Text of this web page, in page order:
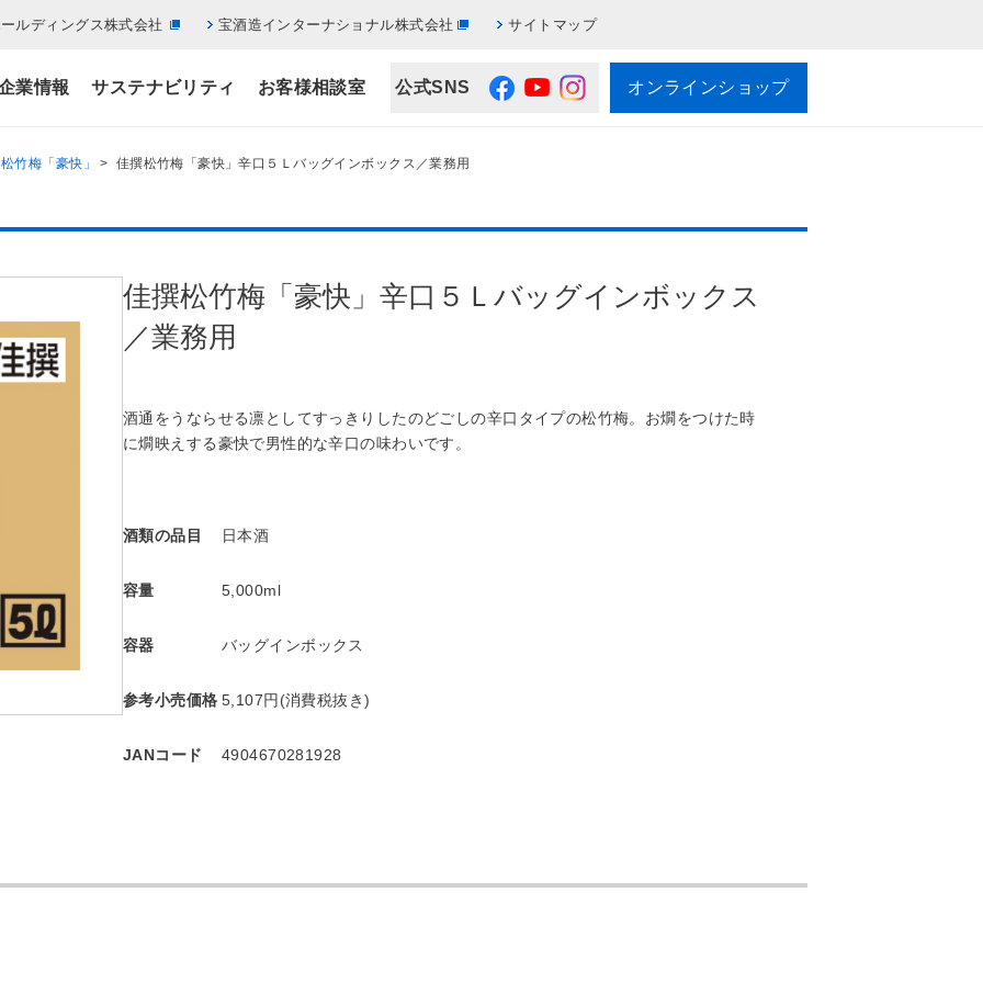
業情報 サステナビリティ お客様相談室 公式SNS オンラインショップ
ルディングス株式会社 宝酒造インターナショナル株式会社 サイトマップ
松竹梅「豪快」 > 佳撰松竹梅「豪快」辛口５Ｌバッグインボックス／業務用
佳撰松竹梅「豪快」辛口５Ｌバッグインボックス
／業務用
酒通をうならせる凛としてすっきりしたのどごしの辛口タイプの松竹梅。お燗をつけた時
に燗映えする豪快で男性的な辛口の味わいです。
酒類の品目 日本酒
容量 5,000ml
容器 バッグインボックス
参考小売価格 5,107円(消費税抜き)
JANコード 4904670281928